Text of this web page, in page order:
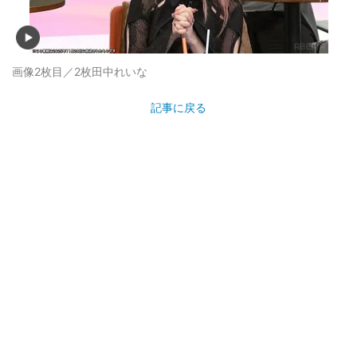
画像2枚目／2枚田中れいな
記事に戻る